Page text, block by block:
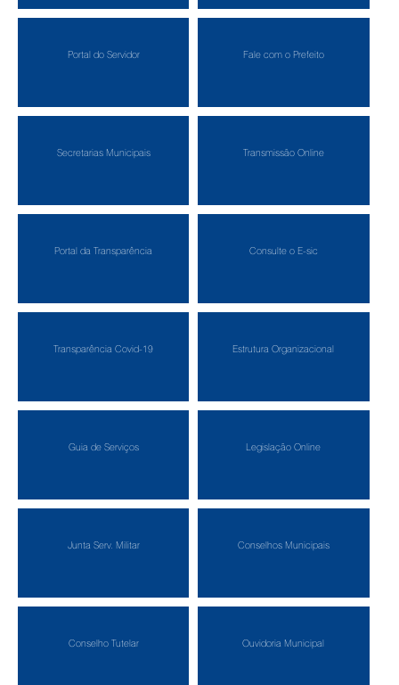
Portal do Servidor Fale com o Prefeito
Secretarias Municipais Transmissão Online
Portal da Transparência Consulte o E-sic
Transparência Covid-19 Estrutura Organizacional
Guia de Serviços Legislação Online
Junta Serv. Militar Conselhos Municipais
Conselho Tutelar Ouvidoria Municipal